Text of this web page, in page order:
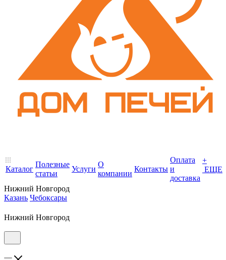
Каталог
Полезные
статьи
Услуги
О
компании
Контакты
Оплата
и
доставка
+
ЕЩЕ
Нижний Новгород
Казань Чебоксары
Нижний Новгород